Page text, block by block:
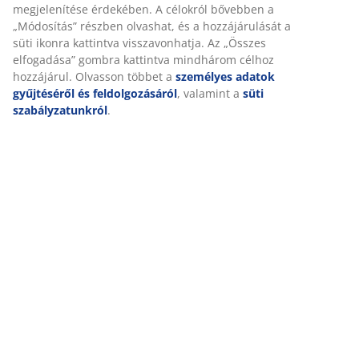
SKU: 6897626
Részletes Adatok
Marketing sütik elfogadásakor megosztjuk böngészési
adatait marketingpartnerekkel (pl. Google, Meta és TikTok)
személyre szabott és statikus hirdetések megjelenítése
érdekében. A célokról bővebben a „Módosítás” részben
olvashat, és a hozzájárulását a süti ikonra kattintva
visszavonhatja. Az „Összes elfogadása” gombra kattintva